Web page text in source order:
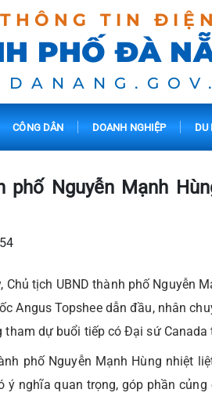
TIN
PHỐ ĐÀ
CÔNG DÂN DOANH NGHIỆP DU
phố Nguyễn Mạnh
Chủ tịch UBND thành phố Nguyễn
Angus Topshee dẫn đầu, nhân
tham dự buổi tiếp có Đại sứ
phố Nguyễn Mạnh Hùng nhiệt
ý nghĩa quan trọng, góp phần